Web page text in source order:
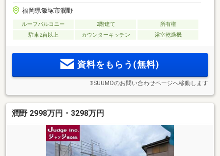
福岡県飯塚市潤野
ルーフバルコニー 2階建て
所有権
駐車2台以上
カウンターキッチン 浴室乾燥機
資料をもらう(無料)
※SUUMOのお問い合わせページへ移動します
潤野 2998万円・3298万円